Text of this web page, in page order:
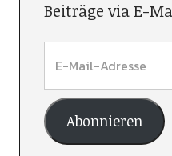
Beiträge via E-
Abonnieren